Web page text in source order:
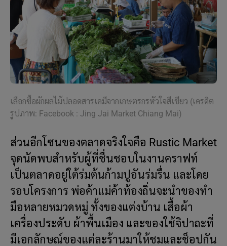
เลือกซื้อผักผลไม้ปลอดสารเคมีจากเกษตรกรหัวใจสีเขียว (เครดิต
รูปภาพ: Facebook : Jing Jai Market Chiang Mai)
ส่วนอีกโซนของตลาดจริงใจคือ Rustic Market
จุดนัดพบสำหรับผู้ที่ชื่นชอบในงานคราฟท์
เป็นตลาดอยู่ใต้ร่มต้นก้ามปูอันร่มรื่น และโดย
รอบโครงการ พ่อค้าแม่ค้าท้องถิ่นจะนำของทำ
มือหลายหมวดหมู่ ทั้งของแต่งบ้าน เสื้อผ้า
เครื่องประดับ ผ้าพื้นเมือง และของใช้จิปาถะที่
มีเอกลักษณ์ของแต่ละร้านมาให้ชมและช็อปกัน